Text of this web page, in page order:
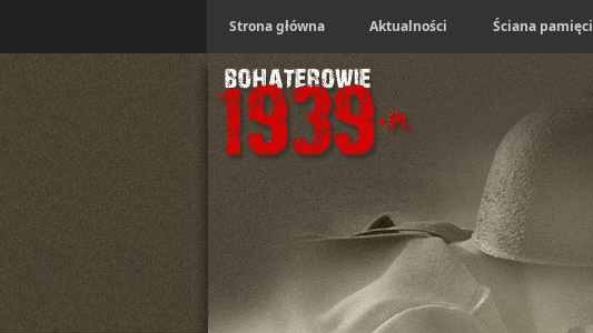
Strona główna Aktualności Ściana pamięci